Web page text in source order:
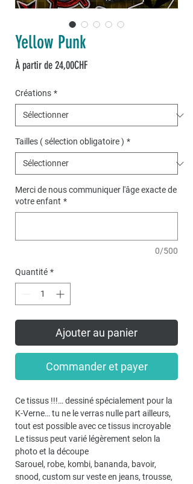
Yellow Punk
À partir de24,00CHFPrix
Créations *
Tailles ( sélection obligatoire ) *
Merci de nous communiquer l'âge exacte de
votre enfant *
0/500
Quantité *
Ajouter au panier
Commander et payer
Ce tissus !!!… dessiné spécialement pour la
K-Verne… tu ne le verras nulle part ailleurs,
tout est possible avec ce tissus incroyable
Le tissus peut varié légèrement selon la
photo et la découpe
Sarouel, robe, kombi, bananda, bavoir,
snood, custom sur veste en jeans, trousse,